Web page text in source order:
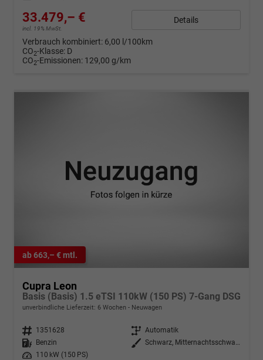
33.479,– €
incl. 19% MwSt.
Details
Verbrauch kombiniert: 6,00 l/100km
CO2-Klasse: D
CO2-Emissionen: 129,00 g/km
ab 663,– € mtl.
Cupra Leon
Basis (Basis) 1.5 eTSI 110kW (150 PS) 7-Gang DSG
unverbindliche Lieferzeit: 6 Wochen Neuwagen
Fahrzeugnr. 1351628 Getriebe Automatik
Kraftstoff
Benzin Außenfarbe
Schwarz, Mitternachtsschwarz (0E)
Leistung
110 kW (150 PS)